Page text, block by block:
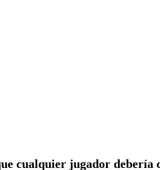
cualquier jugador debería